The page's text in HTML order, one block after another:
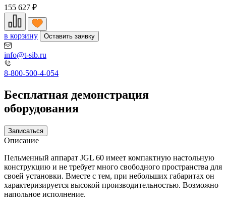
155 627 ₽
в корзину Оставить заявку
info@t-sib.ru
8-800-500-4-054
Бесплатная демонстрация
оборудования
Записаться
Описание
Пельменный аппарат JGL 60 имеет компактную настольную
конструкцию и не требует много свободного пространства для
своей установки. Вместе с тем, при небольших габаритах он
характеризируется высокой производительностью. Возможно
напольное исполнение.